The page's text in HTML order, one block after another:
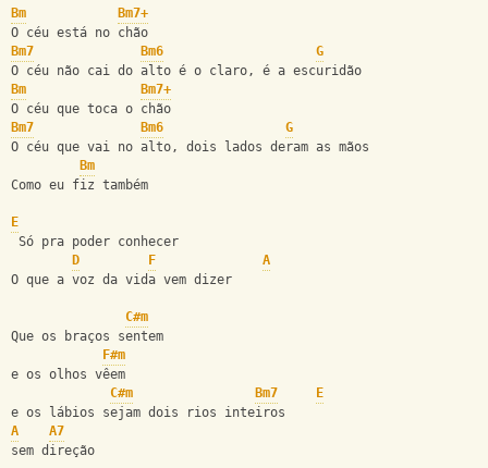
Bm
Bm7+
O céu está no chão
Bm7
Bm6
G
O céu não cai do alto é o claro, é a escuridão
Bm
Bm7+
O céu que toca o chão
Bm7
Bm6
G
O céu que vai no alto, dois lados deram as mãos
Bm
Como eu fiz também
E
Só pra poder conhecer
D
F
A
O que a voz da vida vem dizer
C#m
Que os braços sentem
F#m
e os olhos vêem
C#m
Bm7
E
e os lábios sejam dois rios inteiros
A
A7
sem direção